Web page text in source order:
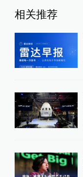
相关推荐